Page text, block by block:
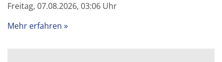
Freitag, 07.08.2026, 03:06 Uhr
Mehr erfahren